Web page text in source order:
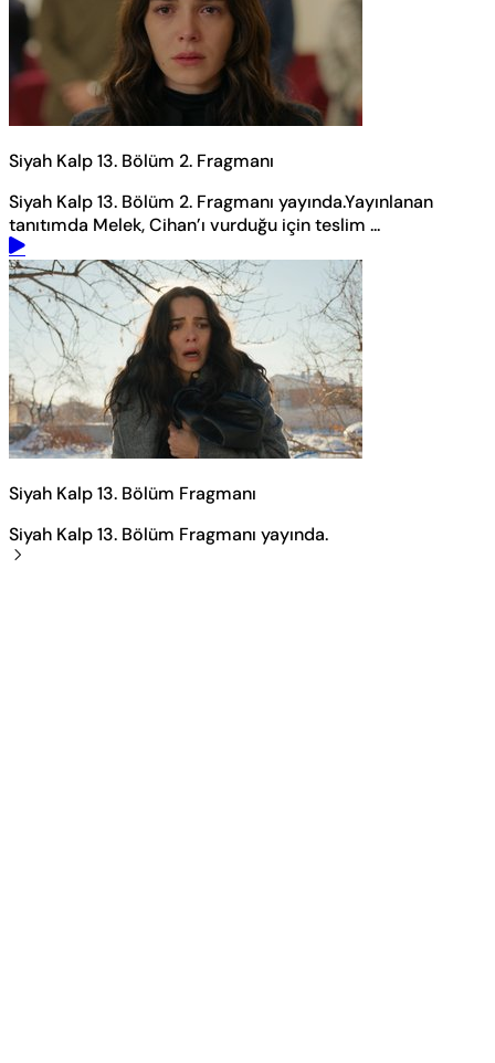
Siyah Kalp 13. Bölüm 2. Fragmanı
Siyah Kalp 13. Bölüm 2. Fragmanı yayında.Yayınlanan
tanıtımda Melek, Cihan’ı vurduğu için teslim ...
Siyah Kalp 13. Bölüm Fragmanı
Siyah Kalp 13. Bölüm Fragmanı yayında.